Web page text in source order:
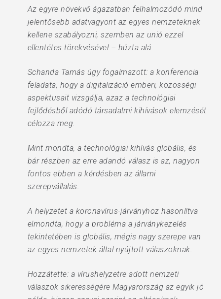
Az egyre növekvő ágazatban felhalmozódó mind
jelentősebb adatvagyont az egyes nemzeteknek
kellene szabályozni, szemben az unió ezzel
ellentétes törekvésével – húzta alá.
Schanda Tamás úgy fogalmazott: a konferencia
feladata, hogy a digitalizáció emberi, közösségi
aspektusait vizsgálja, azaz a technológiai
fejlődésből adódó társadalmi kihívások elemzését
célozza meg.
Mint mondta, a technológiai kihívás globális, és
bár részben az erre adandó válasz is az, nagyon
fontos ebben a kérdésben az állami
szerepvállalás.
A helyzetet a koronavírus-járványhoz hasonlítva
elmondta, hogy a probléma a járványkezelés
tekintetében is globális, mégis nagy szerepe van
az egyes nemzetek által nyújtott válaszoknak.
Hozzátette: a vírushelyzetre adott nemzeti
válaszok sikerességére Magyarország az egyik jó